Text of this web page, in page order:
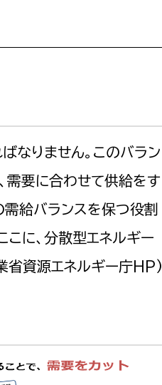
なりません。このバラン
需要に合わせて供給をす
需給バランスを保つ役割
こに、分散型エネルギー
省資源エネルギー庁HP)